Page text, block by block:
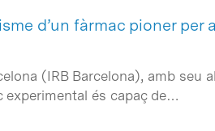
d’un fàrmac pioner per
(IRB Barcelona), amb seu
experimental és capaç de…